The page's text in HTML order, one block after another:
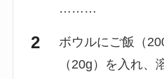
………
ボウルにご飯（
（20g）を入れ、